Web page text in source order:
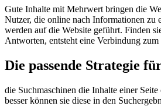
Gute Inhalte mit Mehrwert bringen die
Nutzer, die online nach Informationen zu
werden auf die Website geführt. Finden
Antworten, entsteht eine Verbindung zum
Die passende Strategie
die Suchmaschinen die Inhalte einer Seite
besser können sie diese in den